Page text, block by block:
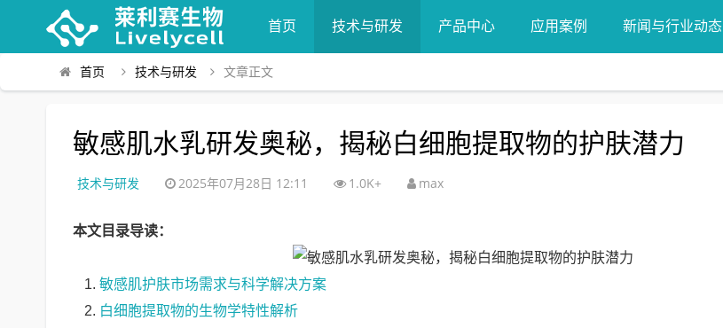
首页 技术与研发 产品中心 应用案例 新闻与行业动态
首页 技术与研发 文章正文
敏感肌水乳研发奥秘，揭秘白细胞提取物的护肤潜力
技术与研发 2025年07月28日 12:11 1.0K+ max
本文目录导读：
敏感肌护肤市场需求与科学解决方案
白细胞提取物的生物学特性解析